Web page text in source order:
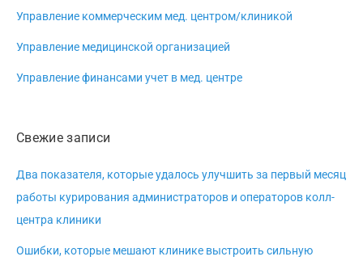
Управление коммерческим мед. центром/клиникой
Управление медицинской организацией
Управление финансами учет в мед. центре
Свежие записи
Два показателя, которые удалось улучшить за первый месяц
работы курирования администраторов и операторов колл-
центра клиники
Ошибки, которые мешают клинике выстроить сильную